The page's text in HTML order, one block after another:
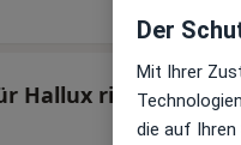
Hallux rigidus
Der
Mit Ihrer
die auf Ihren